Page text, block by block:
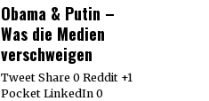
Obama & Putin –
Was die Medien
verschweigen
Tweet Share 0 Reddit +1
Pocket LinkedIn 0